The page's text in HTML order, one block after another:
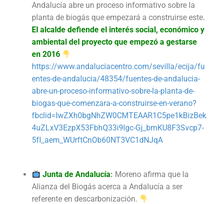
Andalucía abre un proceso informativo sobre la
planta de biogás que empezará a construirse este.
El alcalde defiende el interés social, económico y
ambiental del proyecto que empezó a gestarse
en 2016
https://www.andaluciacentro.com/sevilla/ecija/fu
entes-de-andalucia/48354/fuentes-de-andalucia-
abre-un-proceso-informativo-sobre-la-planta-de-
biogas-que-comenzara-a-construirse-en-verano?
fbclid=IwZXh0bgNhZW0CMTEAAR1C5pe1kBizBek
4uZLxV3EzpX53FbhQ33i9lgc-Gj_bmKU8F3Svcp7-
5fI_aem_WUrftCnOb60NT3VC1dNJqA
Junta de Andalucía: Moreno afirma que la
Alianza del Biogás acerca a Andalucía a ser
referente en descarbonización.